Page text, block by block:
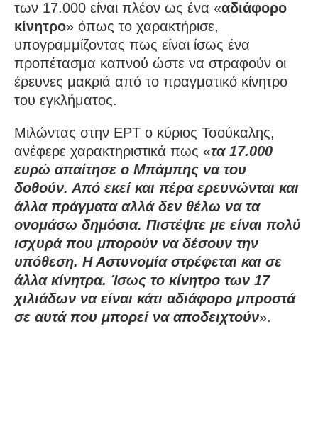
των 17.000 είναι πλέον ως ένα «αδιάφορο
κίνητρο» όπως το χαρακτήρισε,
υπογραμμίζοντας πως είναι ίσως ένα
προπέτασμα καπνού ώστε να στραφούν οι
έρευνες μακριά από το πραγματικό κίνητρο
του εγκλήματος.
Μιλώντας στην ΕΡΤ ο κύριος Τσούκαλης,
ανέφερε χαρακτηριστικά πως «τα 17.000
ευρώ απαίτησε ο Μπάμπης να του
δοθούν. Από εκεί και πέρα ερευνώνται και
άλλα πράγματα αλλά δεν θέλω να τα
ονομάσω δημόσια. Πιστέψτε με είναι πολύ
ισχυρά που μπορούν να δέσουν την
υπόθεση. Η Αστυνομία στρέφεται και σε
άλλα κίνητρα. Ίσως το κίνητρο των 17
χιλιάδων να είναι κάτι αδιάφορο μπροστά
σε αυτά που μπορεί να αποδειχτούν».